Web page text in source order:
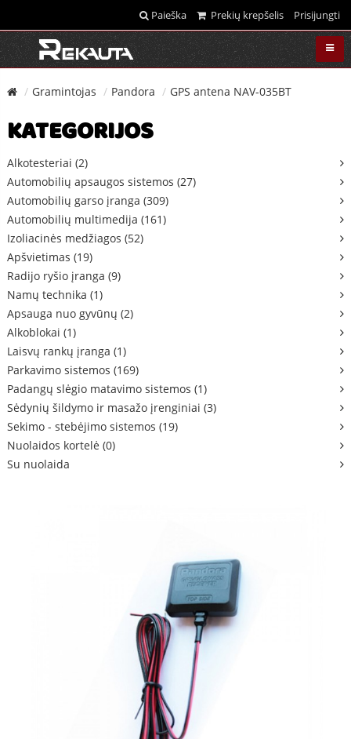
Paieška Prekių krepšelis Prisijungti
Gramintojas Pandora GPS antena NAV-035BT
KATEGORIJOS
Alkotesteriai (2)
Automobilių apsaugos sistemos (27)
Automobilių garso įranga (309)
Automobilių multimedija (161)
Izoliacinės medžiagos (52)
Apšvietimas (19)
Radijo ryšio įranga (9)
Namų technika (1)
Apsauga nuo gyvūnų (2)
Alkoblokai (1)
Laisvų rankų įranga (1)
Parkavimo sistemos (169)
Padangų slėgio matavimo sistemos (1)
Sėdynių šildymo ir masažo įrenginiai (3)
Sekimo - stebėjimo sistemos (19)
Nuolaidos kortelė (0)
Su nuolaida